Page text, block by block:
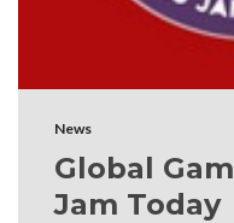
News
Global
Jam Today